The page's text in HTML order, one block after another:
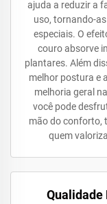
ajuda a reduzir a
uso, tornando-
especiais. O
couro absorve
plantares. Além
melhor postura e
melhoria geral
você pode
mão do conforto,
quem
Qualidade